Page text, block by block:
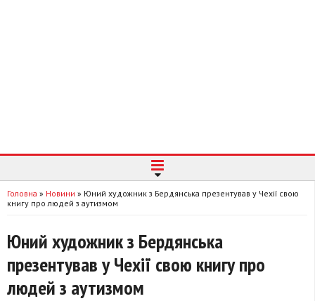
Головна » Новини » Юний художник з Бердянська презентував у Чехії свою
книгу про людей з аутизмом
Юний художник з Бердянська
презентував у Чехії свою книгу про
людей з аутизмом